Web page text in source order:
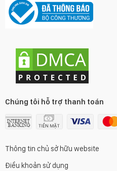
Chúng tôi hỗ trợ thanh toán
Thông tin chủ sở hữu website
Điều khoản sử dụng